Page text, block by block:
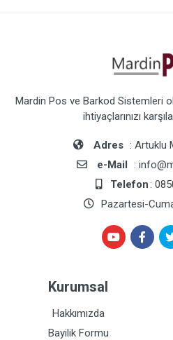
Mardin Pos ve Barkod Sistemleri
ihtiyaçlarınızı
Adres : Artuklu
e-Mail :
Telefon:
Pazartesi-
Kurumsal
Hakkımızda
Bayilik Formu